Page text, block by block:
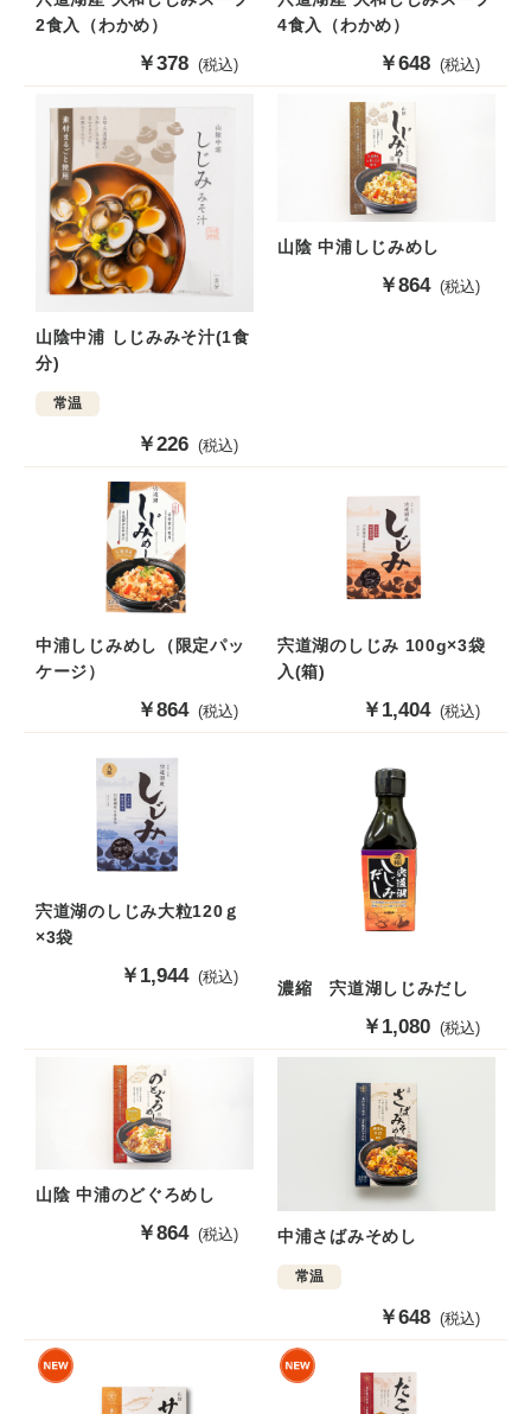
2食入（わかめ）
販
売
価
格
￥378 (税込)
4食入（わかめ）
販
売
価
格
￥648 (税込)
山陰中浦 しじみみそ汁(1食
分)
常温
販
売
価
格
￥226 (税込)
山陰 中浦しじみめし
販
￥864 (税込)
中浦しじみめし（限定パッ
ケージ）
販
売
価
格
￥864 (税込)
宍道湖のしじみ 100g×3袋
入(箱)
販
売
格
￥1,404 (税込)
宍道湖のしじみ大粒120ｇ
×3袋
販
格
￥1,944 (税込)
濃縮 宍道湖しじみだし
販
売
格
￥1,080 (税込)
山陰 中浦のどぐろめし
販
￥864 (税込) 中浦さばみそめし
常温
販
売
格
￥648 (税込)